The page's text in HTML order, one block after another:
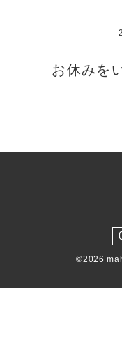
お休みを
©2026